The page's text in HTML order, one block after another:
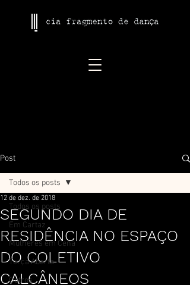
Post
Todos os posts
Em Cartaz
Mulheres em Cena
Terça Aberta
Outros
Todos os posts
SEGUNDO DIA DE
RESIDÊNCIA NO ESPAÇO
DO COLETIVO
CALCÂNEOS
12 de dez. de 2018